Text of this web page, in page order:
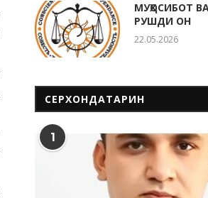
МУҲОСИБОТ
РУШДИ ОН
22.05.2026
СЕРХОНДАТАРИН
1